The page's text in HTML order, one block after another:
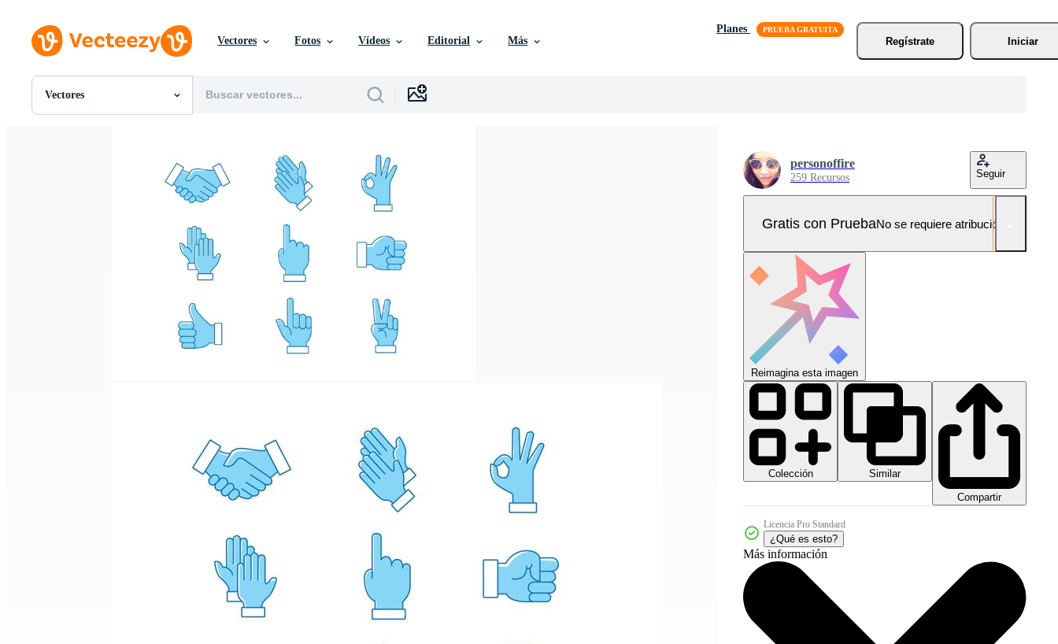
Vectores Fotos Vídeos Editorial Más
Planes
Regístrate
Iniciar
Vectores
Todas Imágenes
Gráficos en Movimiento
personoffire
259 Recursos Seguir
Gratis con PruebaNo se requiere atribución!
Reimagina esta imagen
Colección
Similar
Compartir
Licencia Pro Standard
¿Qué es esto?
Más información